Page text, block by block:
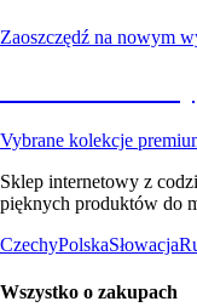
Zaoszczędź na nowym
Vybrane kolekcje
Sklep internetowy z
pięknych produktów do
CzechyPolskaSłowacja
Wszystko o zakupach